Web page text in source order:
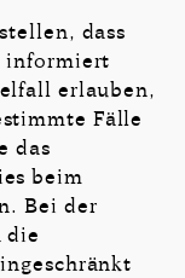
dass
informiert
erlauben,
Fälle
das
beim
Bei der
die